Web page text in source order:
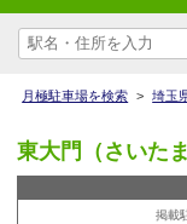
月極駐車場を検索 > 埼玉
東大門（さいた
掲載